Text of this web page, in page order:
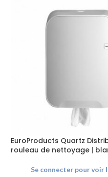
EuroProducts Quartz
rouleau de nettoyage |
Se connecter pour voir